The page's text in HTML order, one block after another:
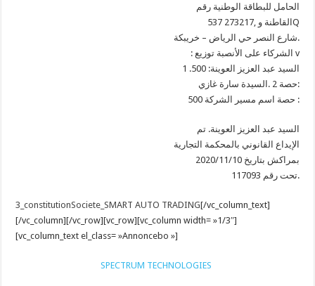
الحامل للبطاقة الوطنية رقم
537 القاطنة و ,273217Q
شارع النصر حي الرياض – خريبكة.
: الشركاء على الأنصبة توزيع v
1 .السيد عبد العزيز العوينة: 500
حصة 2 .السيدة سارة غازي:
500 حصة اسم مسير الشركة :
السيد عبد العزيز العوينة. تم
الإيداع القانوني بالمحكمة التجارية
بمراكش بتاريخ 2020/11/10
تحت رقم 117093.
3_constitutionSociete_SMART AUTO TRADING[/vc_column_text]
[/vc_column][/vc_row][vc_row][vc_column width= »1/3″]
[vc_column_text el_class= »Annoncebo »]
SPECTRUM TECHNOLOGIES